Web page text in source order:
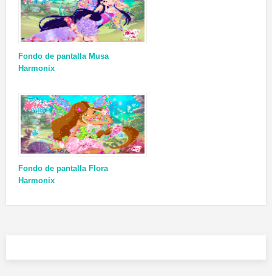
Fondo de pantalla Musa
Harmonix
Fondo de pantalla Flora
Harmonix